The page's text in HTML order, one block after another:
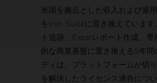
米国を拠点とした収入および雇
をIron Suiteに置き換えていま
ト追跡、Excelレポート作成、
的な商業基盤に置き換える5年
ディは、プラットフォームが切
を解決したライセンス適合につ